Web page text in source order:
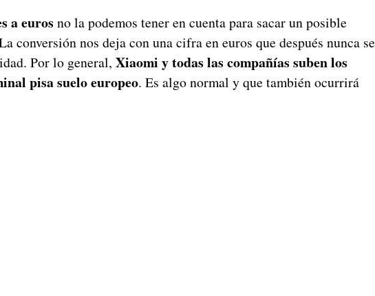
a euros no la podemos tener en cuenta para sacar un posible
conversión nos deja con una cifra en euros que después nunca se
Por lo general, Xiaomi y todas las compañías suben los
pisa suelo europeo. Es algo normal y que también ocurrirá